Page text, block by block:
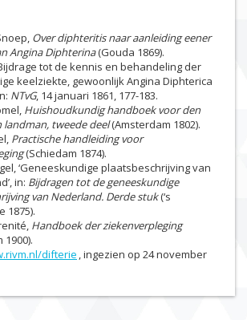
Over diphteritis naar aanleiding eener
Angina Diphterina(Gouda 1869).
tot de kennis en behandeling der
keelziekte, gewoonlijk Angina Diphterica
NTvG, 14 januari 1861, 177-183.
Huishoudkundig handboek voor den
landman, tweede deel(Amsterdam 1802).
Practische handleiding voor
(Schiedam 1874).
‘Geneeskundige plaatsbeschrijving van
in: Bijdragen tot de geneeskundige
van Nederland. Derde stuk(‘s
1875).
Handboek der ziekenverpleging
1900).
difterie , ingezien op 24 november